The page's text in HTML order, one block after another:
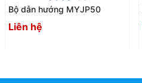
Bộ dẫn hướng MYJP50
Liên hệ